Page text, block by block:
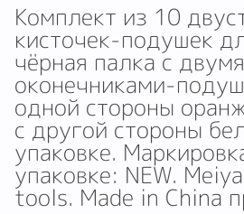
Комплект из 10
кисточек-подушек
чёрная палка с двумя
оконечниками-
одной стороны
с другой стороны
упаковке.
упаковке: NEW.
tools. Made in China